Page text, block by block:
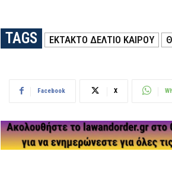
TAGS ΕΚΤΑΚΤΟ ΔΕΛΤΙΟ ΚΑΙΡΟΥ
Facebook X